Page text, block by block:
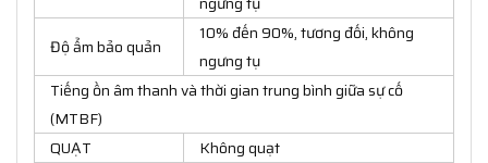
Độ ẩm bảo quản
10% đến 90%, tương đối, không
ngưng tụ
Tiếng ồn âm thanh và thời gian trung bình giữa sự cố
(MTBF)
QUẠT
Không quạt